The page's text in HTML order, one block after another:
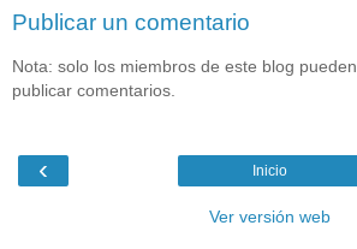
Publicar un comentario
Nota: solo los miembros de este blog pueden
publicar comentarios.
‹ Inicio
Ver versión web